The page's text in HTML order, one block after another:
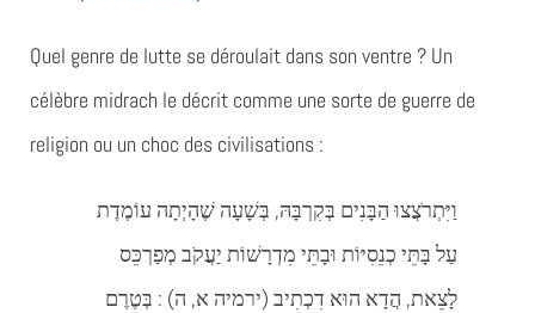
Quel genre de lutte se déroulait dans son ventre ? Un
célèbre midrach le décrit comme une sorte de guerre de
religion ou un choc des civilisations :
וַיִּתְרֹצֲצוּ הַבָּנִים בְּקִרְבָּהּ, בְּשָׁעָה שֶׁהָיְתָה עוֹמֶדֶת
עַל בָּתֵּי כְנֵסִיּוֹת וּבָתֵּי מִדְרָשׁוֹת יַעֲקֹב מְפַרְכֵּס
לָצֵאת, הֲדָא הוּא דִכְתִיב (ירמיה א, ה) : בְּטֶרֶם